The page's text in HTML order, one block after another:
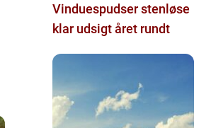
Vinduespudser stenløse
klar udsigt året rundt